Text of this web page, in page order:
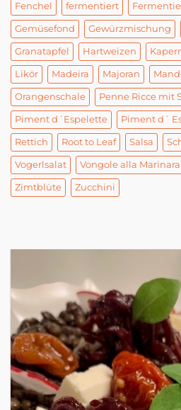
Fenchel fermentiert
Gemüsefond Gewürzmischung
Granatapfel Hartweizen
Likör Madeira Majoran
Orangenschale Penne Ricce mit
Piment d´Espelette Piment d´
Rettich Root to Leaf Salsa
Vogerlsalat Vongole alla Marinara
Zimtblüte Zucchini